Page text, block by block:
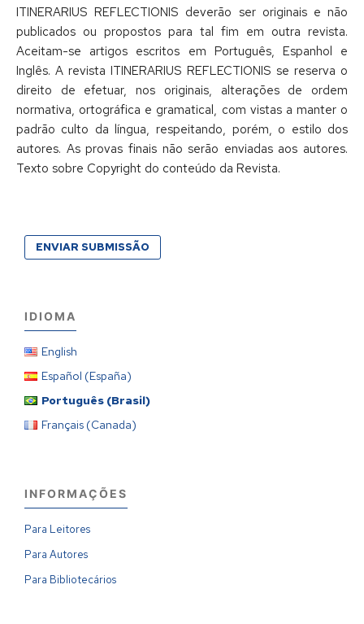
ITINERARIUS REFLECTIONIS deverão ser originais e não
publicados ou propostos para tal fim em outra revista.
Aceitam-se artigos escritos em Português, Espanhol e
Inglês. A revista ITINERARIUS REFLECTIONIS se reserva o
direito de efetuar, nos originais, alterações de ordem
normativa, ortográfica e gramatical, com vistas a manter o
padrão culto da língua, respeitando, porém, o estilo dos
autores. As provas finais não serão enviadas aos autores.
Texto sobre Copyright do conteúdo da Revista.
ENVIAR SUBMISSÃO
IDIOMA
English
Español (España)
Português (Brasil)
Français (Canada)
INFORMAÇÕES
Para Leitores
Para Autores
Para Bibliotecários